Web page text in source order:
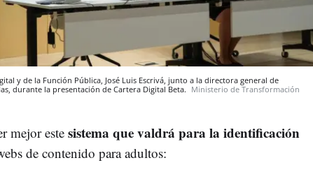
y de la Función Pública, José Luis Escrivá, junto a la directora general de
durante la presentación de Cartera Digital Beta.
Ministerio de Transformación
mejor este sistema que valdrá para la identificación
de contenido para adultos: